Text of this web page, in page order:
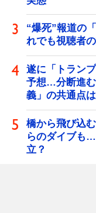
“爆死”報道の
れでも視聴者
遂に「トラン
予想…分断進
義」の共通点
橋から飛び込
らのダイブも
立？